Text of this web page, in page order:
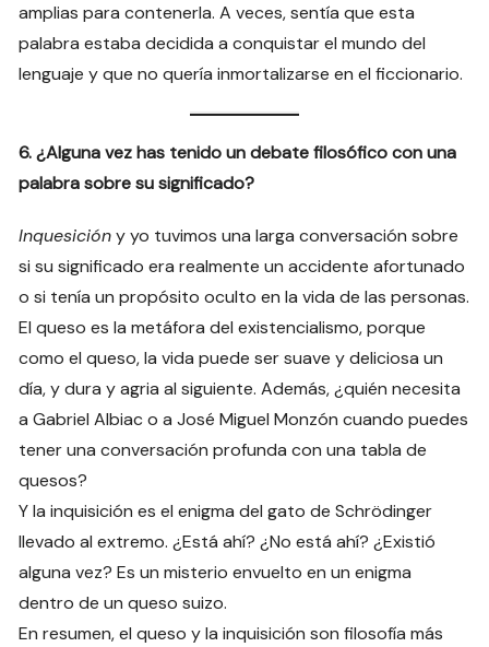
amplias para contenerla. A veces, sentía que esta
palabra estaba decidida a conquistar el mundo del
lenguaje y que no quería inmortalizarse en el ficcionario.
6. ¿Alguna vez has tenido un debate filosófico con una
palabra sobre su significado?
Inquesicióny yo tuvimos una larga conversación sobre
si su significado era realmente un accidente afortunado
o si tenía un propósito oculto en la vida de las personas.
El queso es la metáfora del existencialismo, porque
como el queso, la vida puede ser suave y deliciosa un
día, y dura y agria al siguiente. Además, ¿quién necesita
a Gabriel Albiac o a José Miguel Monzón cuando puedes
tener una conversación profunda con una tabla de
quesos?
Y la inquisición es el enigma del gato de Schrödinger
llevado al extremo. ¿Está ahí? ¿No está ahí? ¿Existió
alguna vez? Es un misterio envuelto en un enigma
dentro de un queso suizo.
En resumen, el queso y la inquisición son filosofía más